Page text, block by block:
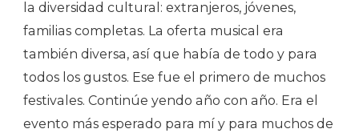
la diversidad cultural: extranjeros, jóvenes,
familias completas. La oferta musical era
también diversa, así que había de todo y para
todos los gustos. Ese fue el primero de muchos
festivales. Continúe yendo año con año. Era el
evento más esperado para mí y para muchos de